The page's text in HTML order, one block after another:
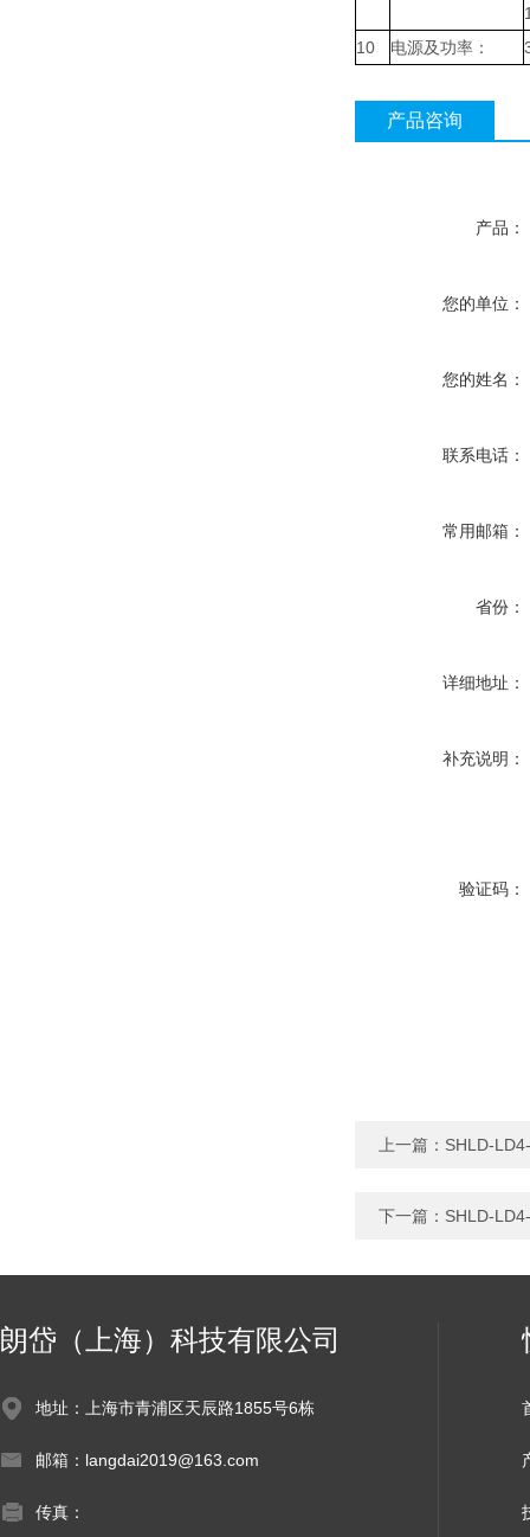
10
电源及功率：
产品咨询
产品：
您的单位：
您的姓名：
联系电话：
常用邮箱：
省份：
详细地址：
补充说明：
验证码：
上一篇： SHLD-
下一篇： SHLD-
朗岱（上海）科技有限公司
地址：上海市青浦区天辰路1855号6栋
邮箱：langdai2019@163.com
传真：